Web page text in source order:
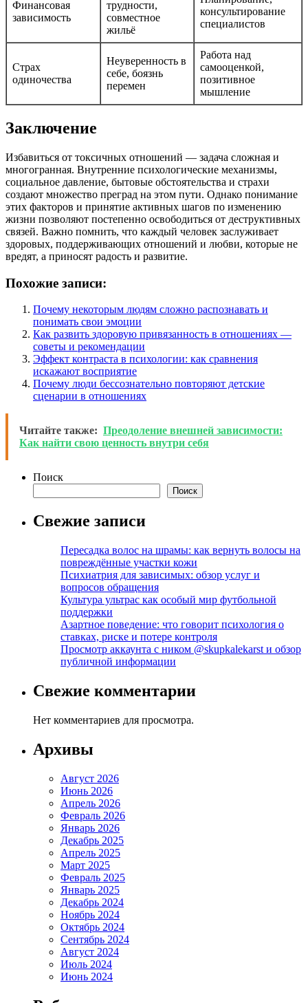
Финансовая
зависимость
трудности,
совместное
жильё
консультирование
специалистов
Страх
одиночества
Неуверенность в
себе, боязнь
перемен
Работа над
самооценкой,
позитивное
мышление
Заключение
Избавиться от токсичных отношений — задача сложная и
многогранная. Внутренние психологические механизмы,
социальное давление, бытовые обстоятельства и страхи
создают множество преград на этом пути. Однако понимание
этих факторов и принятие активных шагов по изменению
жизни позволяют постепенно освободиться от деструктивных
связей. Важно помнить, что каждый человек заслуживает
здоровых, поддерживающих отношений и любви, которые не
вредят, а приносят радость и развитие.
Похожие записи:
Почему некоторым людям сложно распознавать и
понимать свои эмоции
Как развить здоровую привязанность в отношениях —
советы и рекомендации
Эффект контраста в психологии: как сравнения
искажают восприятие
Почему люди бессознательно повторяют детские
сценарии в отношениях
Читайте также: Преодоление внешней зависимости:
Как найти свою ценность внутри себя
Поиск
Поиск
Свежие записи
Пересадка волос на шрамы: как вернуть волосы на
повреждённые участки кожи
Психиатрия для зависимых: обзор услуг и
вопросов обращения
Культура ультрас как особый мир футбольной
поддержки
Азартное поведение: что говорит психология о
ставках, риске и потере контроля
Просмотр аккаунта с ником @skupkalekarst и обзор
публичной информации
Свежие комментарии
Нет комментариев для просмотра.
Архивы
Август 2026
Июнь 2026
Апрель 2026
Февраль 2026
Январь 2026
Декабрь 2025
Апрель 2025
Март 2025
Февраль 2025
Январь 2025
Декабрь 2024
Ноябрь 2024
Октябрь 2024
Сентябрь 2024
Август 2024
Июль 2024
Июнь 2024